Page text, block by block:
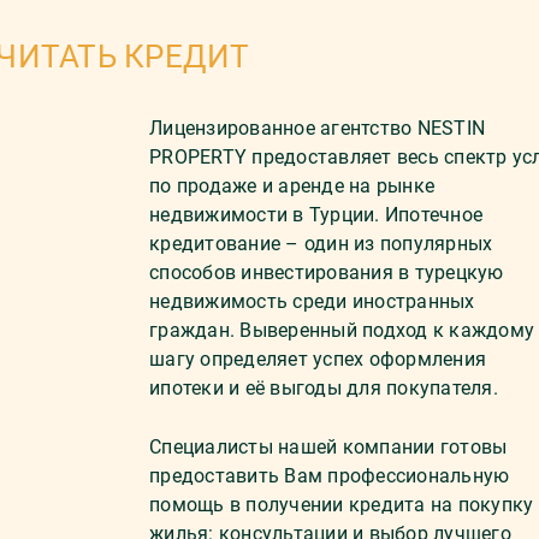
КРЕДИТ
Лицензированное агентство NESTIN
PROPERTY предоставляет весь спектр
по продаже и аренде на рынке
недвижимости в Турции. Ипотечное
кредитование – один из популярных
способов инвестирования в турецкую
недвижимость среди иностранных
граждан. Выверенный подход к каждому
шагу определяет успех оформления
ипотеки и её выгоды для покупателя.
Специалисты нашей компании готовы
предоставить Вам профессиональную
помощь в получении кредита на покупку
жилья: консультации и выбор лучшего